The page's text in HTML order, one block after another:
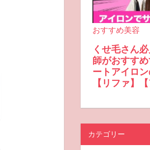
カテゴリー